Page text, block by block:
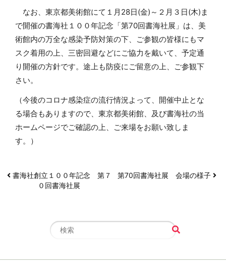
なお、東京都美術館にて１月28日(金)～２月３日(木)ま
で開催の書海社１００年記念「第70回書海社展」は、美
術館内の万全な感染予防対策の下、ご参観の皆様にもマ
スク着用の上、三密回避などにご協力を戴いて、予定通
り開催の方針です。途上も防疫にご留意の上、ご参観下
さい。
（今後のコロナ感染症の流行情況よって、開催中止とな
る場合もありますので、東京都美術館、及び書海社の当
ホームページでご確認の上、ご来場をお願い致しま
す。）
書海社創立１００年記念 第７
０回書海社展
第70回書海社展 会場の様子